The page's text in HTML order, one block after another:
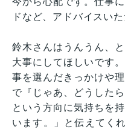
ドなど、アドバイスい
鈴木さんはうんうん、
大事にしてほしいです
事を選んだきっかけや
で『じゃあ、どうした
という方向に気持ちを
います。」と伝えてく